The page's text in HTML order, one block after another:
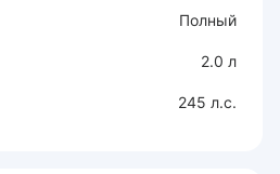
Полный
2.0 л
245 л.с.